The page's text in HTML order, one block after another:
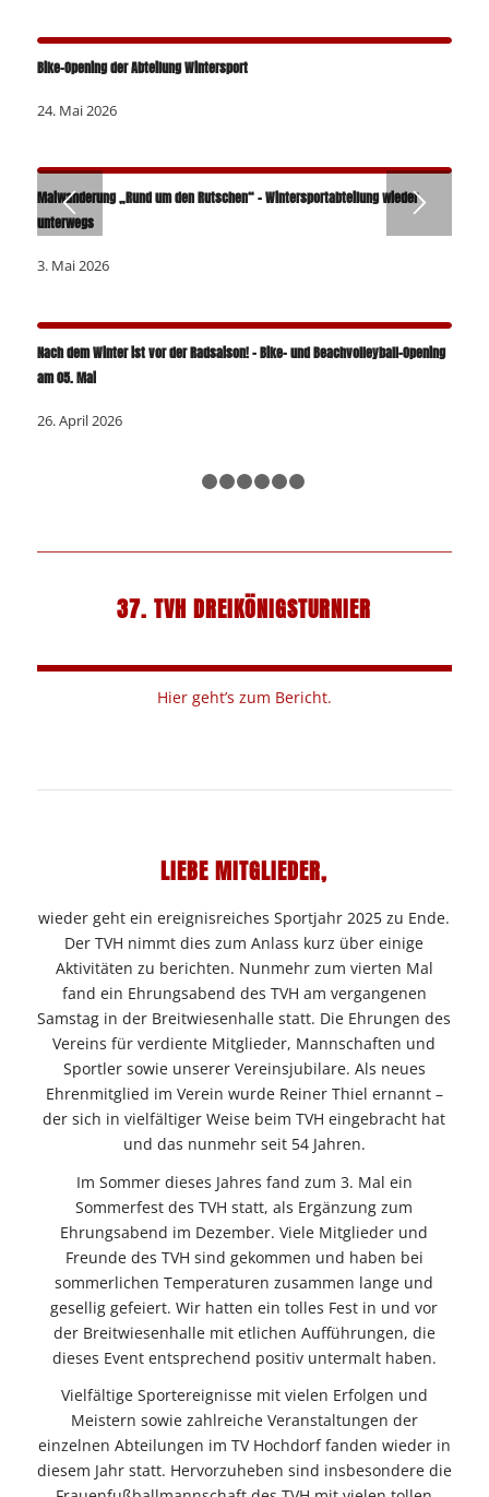
Bike-Opening der Abteilung Wintersport
24. Mai 2026
Maiwanderung „Rund um den Rutschen“ – Wintersportabteilung wieder
unterwegs
3. Mai 2026
Nach dem Winter ist vor der Radsaison! – Bike- und Beachvolleyball-Opening
am 05. Mai
26. April 2026
1
37. TVH DREIKÖNIGSTURNIER
Hier geht’s zum Bericht.
LIEBE MITGLIEDER,
wieder geht ein ereignisreiches Sportjahr 2025 zu Ende.
Der TVH nimmt dies zum Anlass kurz über einige
Aktivitäten zu berichten. Nunmehr zum vierten Mal
fand ein Ehrungsabend des TVH am vergangenen
Samstag in der Breitwiesenhalle statt. Die Ehrungen des
Vereins für verdiente Mitglieder, Mannschaften und
Sportler sowie unserer Vereinsjubilare. Als neues
Ehrenmitglied im Verein wurde Reiner Thiel ernannt –
der sich in vielfältiger Weise beim TVH eingebracht hat
und das nunmehr seit 54 Jahren.
Im Sommer dieses Jahres fand zum 3. Mal ein
Sommerfest des TVH statt, als Ergänzung zum
Ehrungsabend im Dezember. Viele Mitglieder und
Freunde des TVH sind gekommen und haben bei
sommerlichen Temperaturen zusammen lange und
gesellig gefeiert. Wir hatten ein tolles Fest in und vor
der Breitwiesenhalle mit etlichen Aufführungen, die
dieses Event entsprechend positiv untermalt haben.
Vielfältige Sportereignisse mit vielen Erfolgen und
Meistern sowie zahlreiche Veranstaltungen der
einzelnen Abteilungen im TV Hochdorf fanden wieder in
diesem Jahr statt. Hervorzuheben sind insbesondere die